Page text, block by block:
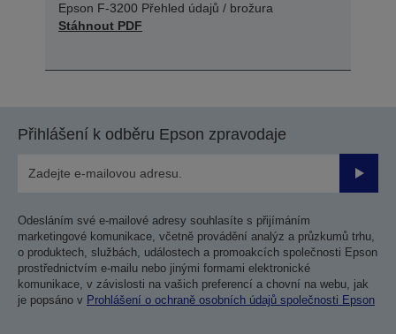
Epson F-3200 Přehled údajů / brožura
Stáhnout PDF
Přihlášení k odběru Epson zpravodaje
Odesláním své e-mailové adresy souhlasíte s přijímáním
marketingové komunikace, včetně provádění analýz a průzkumů trhu,
o produktech, službách, událostech a promoakcích společnosti Epson
prostřednictvím e-mailu nebo jinými formami elektronické
komunikace, v závislosti na vašich preferencí a chovní na webu, jak
je popsáno v Prohlášení o ochraně osobních údajů společnosti Epson